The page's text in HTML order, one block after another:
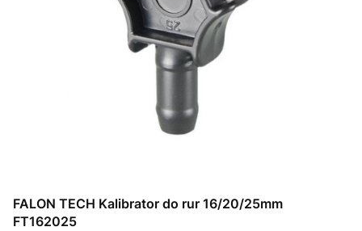
FALON TECH Kalibrator do rur 16/20/25mm
FT162025